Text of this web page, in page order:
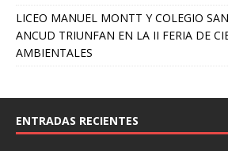
LICEO MANUEL MONTT Y COLEGIO
ANCUD TRIUNFAN EN LA II FERIA DE
AMBIENTALES
ENTRADAS RECIENTES